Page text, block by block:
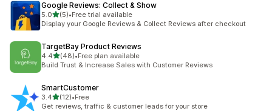
Google Reviews: Collect & Show
5.0เต็ม 5 ดาว
(5)
ทั้งหมด 5 รีวิว
•Free trial available
Display your Google Reviews & Collect Reviews after checkout
TargetBay Product Reviews
4.4เต็ม 5 ดาว
(48)
ทั้งหมด 48 รีวิว
•Free plan available
Build Trust & Increase Sales with Customer Reviews
SmartCustomer
3.4เต็ม 5 ดาว
(12)
ทั้งหมด 12 รีวิว
•Free
Get reviews, traffic & customer leads for your store